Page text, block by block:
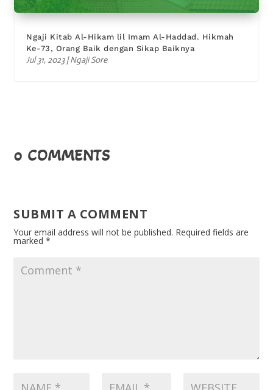
Ngaji Kitab Al-Hikam lil Imam Al-Haddad. Hikmah
Ke-73, Orang Baik dengan Sikap Baiknya
Jul 31, 2023|Ngaji Sore
0 COMMENTS
SUBMIT A COMMENT
Your email address will not be published. Required fields are
marked*